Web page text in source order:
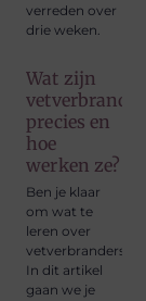
verreden over
drie weken.
Wat zijn
precies en
hoe
werken ze?
Ben je klaar
om wat te
leren over
vetverbranders?
In dit artikel
gaan we je